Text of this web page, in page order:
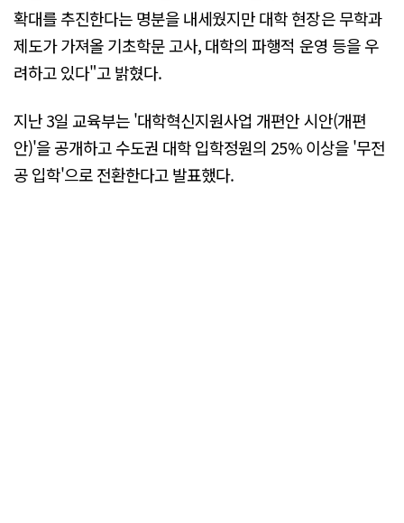
확대를 추진한다는 명분을 내세웠지만 대학 현장은 무학과
제도가 가져올 기초학문 고사, 대학의 파행적 운영 등을 우
려하고 있다"고 밝혔다.
지난 3일 교육부는 '대학혁신지원사업 개편안 시안(개편
안)'을 공개하고 수도권 대학 입학정원의 25% 이상을 '무전
공 입학'으로 전환한다고 발표했다.